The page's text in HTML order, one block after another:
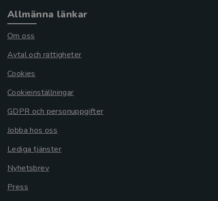
Allmänna länkar
Om oss
Avtal och rättigheter
Cookies
Cookieinställningar
GDPR och personuppgifter
Jobba hos oss
Lediga tjänster
Nyhetsbrev
Press